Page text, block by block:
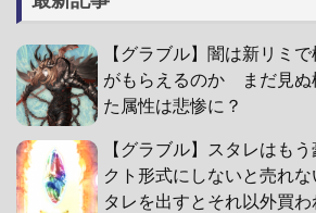
【グラブル】闇は新リミ
がもらえるのか まだ見ぬ
た属性は悲惨に？
【グラブル】スタレはも
クト形式にしないと売れ
タレを出すとそれ以外買わ